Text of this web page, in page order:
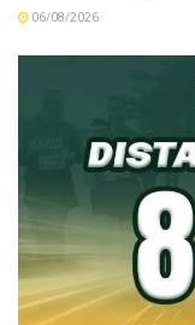
06/08/2026